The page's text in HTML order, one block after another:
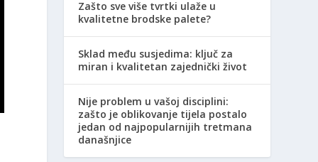
Zašto sve više tvrtki ulaže u
kvalitetne brodske palete?
Sklad među susjedima: ključ za
miran i kvalitetan zajednički život
Nije problem u vašoj disciplini:
zašto je oblikovanje tijela postalo
jedan od najpopularnijih tretmana
današnjice